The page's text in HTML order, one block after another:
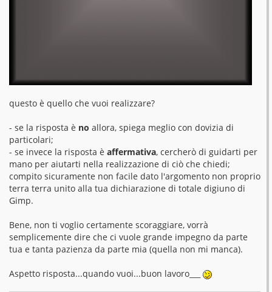
questo è quello che vuoi realizzare?
- se la risposta è no allora, spiega meglio con dovizia di
particolari;
- se invece la risposta è affermativa, cercherò di guidarti per
mano per aiutarti nella realizzazione di ciò che chiedi;
compito sicuramente non facile dato l'argomento non proprio
terra terra unito alla tua dichiarazione di totale digiuno di
Gimp.
Bene, non ti voglio certamente scoraggiare, vorrà
semplicemente dire che ci vuole grande impegno da parte
tua e tanta pazienza da parte mia (quella non mi manca).
Aspetto risposta...quando vuoi...buon lavoro___